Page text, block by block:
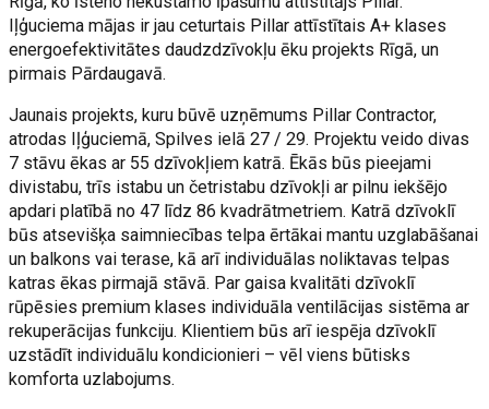
Iļģuciema mājas ir jau ceturtais Pillar attīstītais A+ klases
energoefektivitātes daudzdzīvokļu ēku projekts Rīgā, un
pirmais Pārdaugavā.
Jaunais projekts, kuru būvē uzņēmums Pillar Contractor,
atrodas Iļģuciemā, Spilves ielā 27 / 29. Projektu veido divas
7 stāvu ēkas ar 55 dzīvokļiem katrā. Ēkās būs pieejami
divistabu, trīs istabu un četristabu dzīvokļi ar pilnu iekšējo
apdari platībā no 47 līdz 86 kvadrātmetriem. Katrā dzīvoklī
būs atsevišķa saimniecības telpa ērtākai mantu uzglabāšanai
un balkons vai terase, kā arī individuālas noliktavas telpas
katras ēkas pirmajā stāvā. Par gaisa kvalitāti dzīvoklī
rūpēsies premium klases individuāla ventilācijas sistēma ar
rekuperācijas funkciju. Klientiem būs arī iespēja dzīvoklī
uzstādīt individuālu kondicionieri – vēl viens būtisks
komforta uzlabojums.